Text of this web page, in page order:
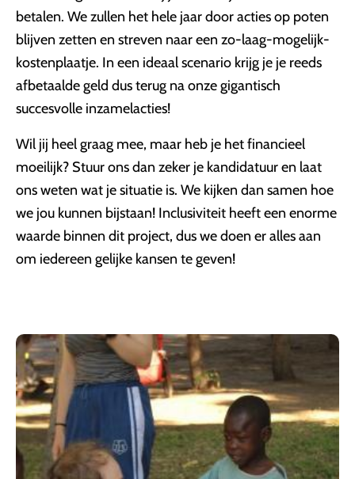
betalen. We zullen het hele jaar door acties op poten
blijven zetten en streven naar een zo-laag-mogelijk-
kostenplaatje. In een ideaal scenario krijg je je reeds
afbetaalde geld dus terug na onze gigantisch
succesvolle inzamelacties!
Wil jij heel graag mee, maar heb je het financieel
moeilijk? Stuur ons dan zeker je kandidatuur en laat
ons weten wat je situatie is. We kijken dan samen hoe
we jou kunnen bijstaan! Inclusiviteit heeft een enorme
waarde binnen dit project, dus we doen er alles aan
om iedereen gelijke kansen te geven!